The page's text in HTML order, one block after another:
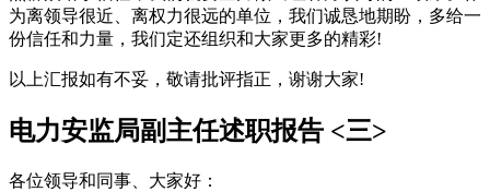
为离领导很近、离权力很远的单位，我们诚恳地期盼，多给一
份信任和力量，我们定还组织和大家更多的精彩!
以上汇报如有不妥，敬请批评指正，谢谢大家!
电力安监局副主任述职报告 <三>
各位领导和同事、大家好：